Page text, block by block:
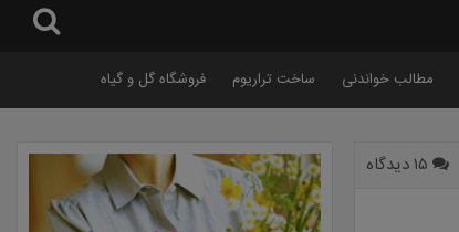
مطالب خواندنی ساخت تراریوم فروشگاه گل و گیاه
۱۵ دیدگاه